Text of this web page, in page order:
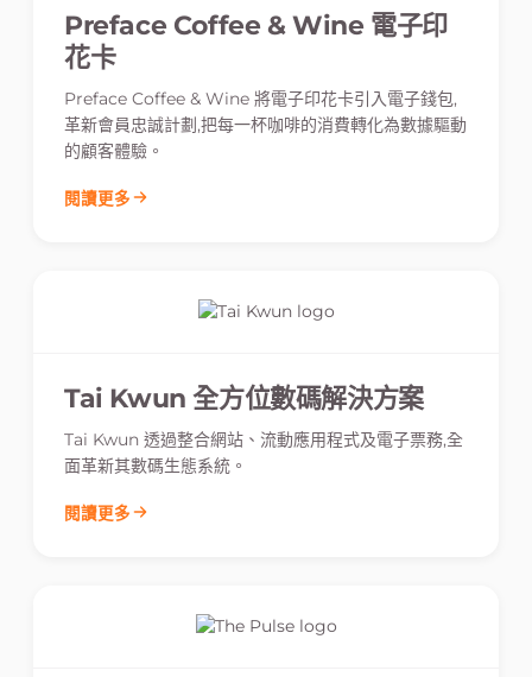
Preface Coffee & Wine 電子印
花卡
Preface Coffee & Wine 將電子印花卡引入電子錢包,
革新會員忠誠計劃,把每一杯咖啡的消費轉化為數據驅動
的顧客體驗。
閱讀更多
Tai Kwun 全方位數碼解決方案
Tai Kwun 透過整合網站、流動應用程式及電子票務,全
面革新其數碼生態系統。
閱讀更多